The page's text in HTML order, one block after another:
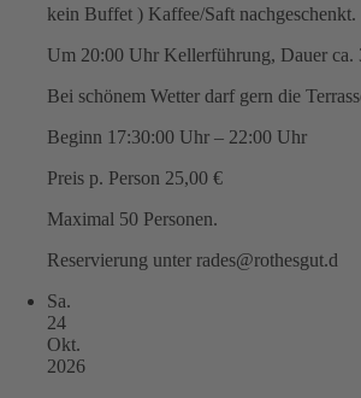
kein Buffet ) Kaffee/Saft nachgeschenkt.
Um 20:00 Uhr Kellerführung, Dauer ca.
Bei schönem Wetter darf gern die
Beginn 17:30:00 Uhr – 22:00 Uhr
Preis p. Person 25,00 €
Maximal 50 Personen.
Reservierung unter rades@rothesgut.d
Sa.
24
Okt.
2026